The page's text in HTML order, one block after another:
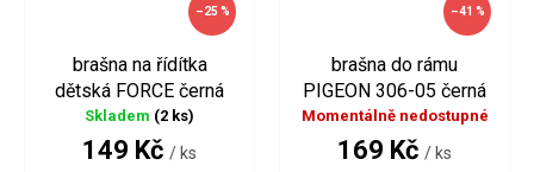
–25 %
brašna na řídítka
dětská FORCE černá
Skladem (2 ks)
149 Kč / ks
–41 %
brašna do rámu
PIGEON 306-05 černá
Momentálně nedostupné
169 Kč / ks